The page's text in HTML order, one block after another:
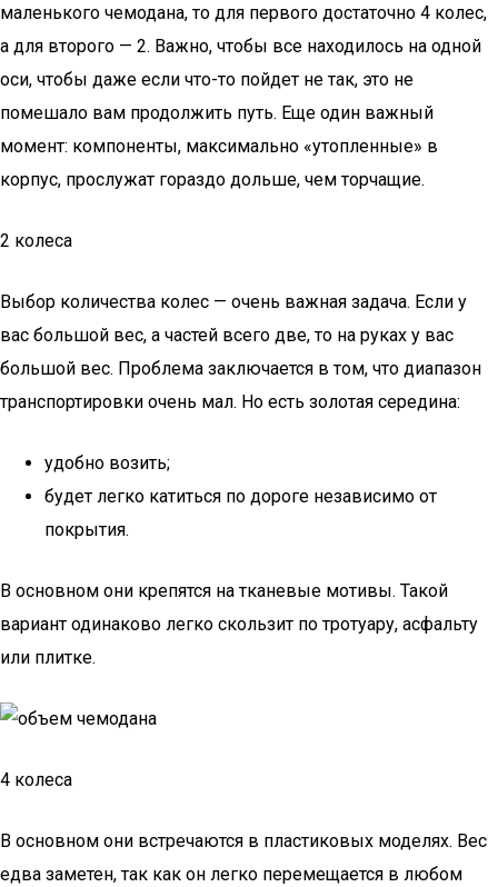
маленького чемодана, то для первого достаточно 4 колес,
а для второго — 2. Важно, чтобы все находилось на одной
оси, чтобы даже если что-то пойдет не так, это не
помешало вам продолжить путь. Еще один важный
момент: компоненты, максимально «утопленные» в
корпус, прослужат гораздо дольше, чем торчащие.
2 колеса
Выбор количества колес — очень важная задача. Если у
вас большой вес, а частей всего две, то на руках у вас
большой вес. Проблема заключается в том, что диапазон
транспортировки очень мал. Но есть золотая середина:
удобно возить;
будет легко катиться по дороге независимо от
покрытия.
В основном они крепятся на тканевые мотивы. Такой
вариант одинаково легко скользит по тротуару, асфальту
или плитке.
4 колеса
В основном они встречаются в пластиковых моделях. Вес
едва заметен, так как он легко перемещается в любом